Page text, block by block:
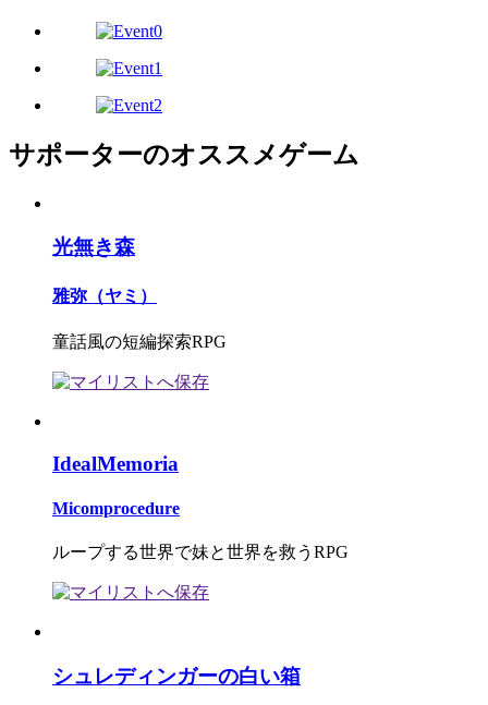
サポーターのオススメゲーム
光無き森
雅弥（ヤミ）
童話風の短編探索RPG
IdealMemoria
Micomprocedure
ループする世界で妹と世界を救うRPG
シュレディンガーの白い箱